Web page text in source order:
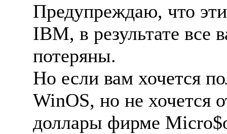
Предупреждаю, что
IBM, в результате
потеряны.
Но если вам хочется
WinOS, но не хочется
доллары фирме